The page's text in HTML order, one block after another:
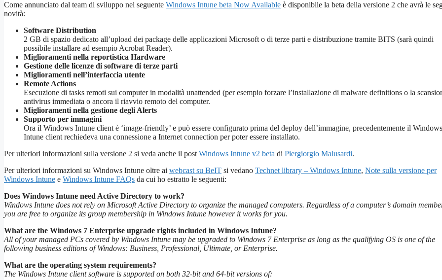
Come annunciato dal team di sviluppo nel seguente Windows Intune beta Now Available è disponibile la beta della versione 2 che avrà le
novità:
Software Distribution
2 GB di spazio dedicato all’upload dei package delle applicazioni Microsoft o di terze parti e distribuzione tramite BITS (sarà quindi
possibile installare ad esempio Acrobat Reader).
Miglioramenti nella reportistica Hardware
Gestione delle licenze di software di terze parti
Miglioramenti nell’interfaccia utente
Remote Actions
Esecuzione di tasks remoti sui computer in modalità unattended (per esempio forzare l’installazione di malware definitions o la
antivirus immediata o ancora il riavvio remoto del computer.
Miglioramenti nella gestione degli Alerts
Supporto per immagini
Ora il Windows Intune client è ‘image-friendly’ e può essere configurato prima del deploy dell’immagine, precedentemente il Windows
Intune client rechiedeva una connessione a Internet connection per poter essere installato.
Per ulteriori informazioni sulla versione 2 si veda anche il post Windows Intune v2 beta di Piergiorgio Malusardi.
Per ulteriori informazioni su Windows Intune oltre ai webcast su BeIT si vedano Technet library – Windows Intune, Note sulla versione per
Windows Intune e Windows Intune FAQs da cui ho estratto le seguenti:
Does Windows Intune need Active Directory to work?
Windows Intune does not rely on Microsoft Active Directory to organize the managed computers. Regardless of a computer’s domain
you are free to organize its group membership in Windows Intune however it works for you.
What are the Windows 7 Enterprise upgrade rights included in Windows Intune?
All of your managed PCs covered by Windows Intune may be upgraded to Windows 7 Enterprise as long as the qualifying OS is one of the
following business editions of Windows: Business, Professional, Ultimate, or Enterprise.
What are the operating system requirements?
The Windows Intune client software is supported on both 32-bit and 64-bit versions of: